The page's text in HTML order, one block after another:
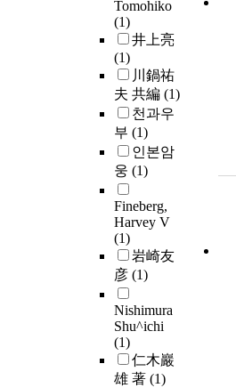
Tomohiko
(1)
井上亮
(1)
川鍋祐
夫 共編 (1)
천과우
부 (1)
인본암
웅 (1)
Fineberg,
Harvey V
(1)
岩崎友
彦 (1)
Nishimura
Shu^ichi
(1)
仁木巖
雄 著 (1)